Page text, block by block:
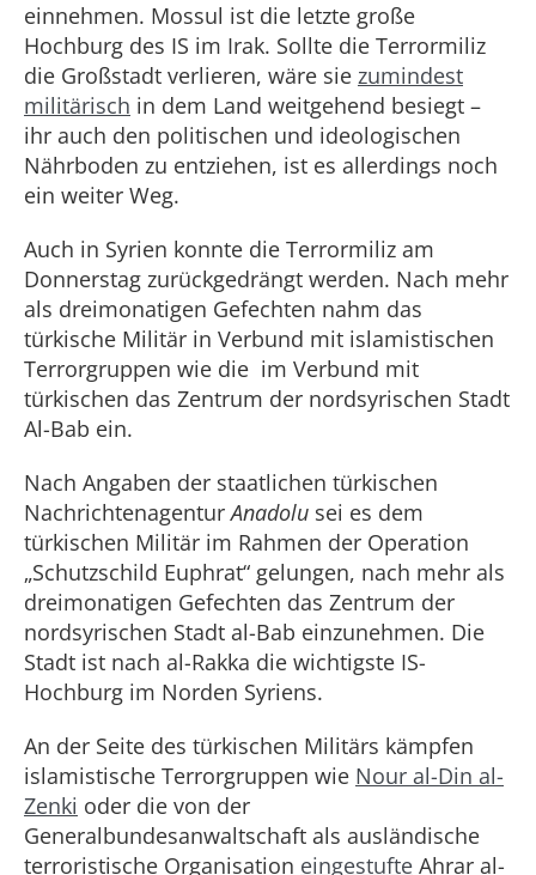
einnehmen. Mossul ist die letzte große
Hochburg des IS im Irak. Sollte die Terrormiliz
die Großstadt verlieren, wäre sie zumindest
militärisch in dem Land weitgehend besiegt –
ihr auch den politischen und ideologischen
Nährboden zu entziehen, ist es allerdings noch
ein weiter Weg.
Auch in Syrien konnte die Terrormiliz am
Donnerstag zurückgedrängt werden. Nach mehr
als dreimonatigen Gefechten nahm das
türkische Militär in Verbund mit islamistischen
Terrorgruppen wie die im Verbund mit
türkischen das Zentrum der nordsyrischen Stadt
Al-Bab ein.
Nach Angaben der staatlichen türkischen
NachrichtenagenturAnadolu sei es dem
türkischen Militär im Rahmen der Operation
„Schutzschild Euphrat“ gelungen, nach mehr als
dreimonatigen Gefechten das Zentrum der
nordsyrischen Stadt al-Bab einzunehmen. Die
Stadt ist nach al-Rakka die wichtigste IS-
Hochburg im Norden Syriens.
An der Seite des türkischen Militärs kämpfen
islamistische Terrorgruppen wie Nour al-Din al-
Zenki oder die von der
Generalbundesanwaltschaft als ausländische
terroristische Organisation eingestufte Ahrar al-